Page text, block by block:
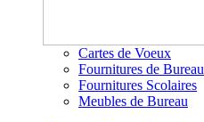
Cartes de Voeux
Fournitures de Bureau
Fournitures Scolaires
Meubles de Bureau